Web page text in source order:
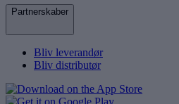
Partnerskaber
Bliv leverandør
Bliv distributør